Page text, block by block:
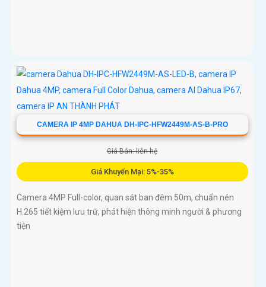
CAMERA IP 4MP DAHUA DH-IPC-HFW2449M-AS-B-PRO
Giá Bán: liên hệ
Giá Khuyến Mại: 5%-35%
Camera 4MP Full-color, quan sát ban đêm 50m, chuẩn nén
H.265 tiết kiệm lưu trữ, phát hiện thông minh người & phương
tiện